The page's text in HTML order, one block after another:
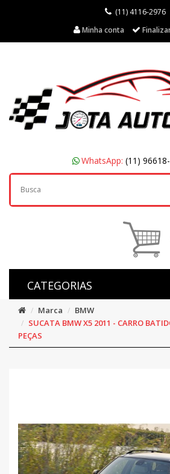
(11) 4116-2976
Minha conta
WhatsApp: (11)
CATEGORIAS
Marca
BMW
SUCATA BMW X5 2011 - CARRO
PEÇAS